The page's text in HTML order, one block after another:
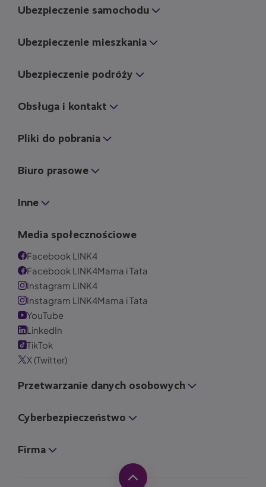
Ubezpieczenie samochodu
Ubezpieczenie mieszkania
Ubezpieczenie podróży
Obsługa i kontakt
Pliki do pobrania
Biuro prasowe
Inne
Media społecznościowe
Facebook LINK4
Facebook LINK4Mama i Tata
Instagram LINK4
Instagram LINK4Mama i Tata
YouTube
LinkedIn
TikTok
X (Twitter)
Przetwarzanie danych osobowych
Cyberbezpieczeństwo
Firma